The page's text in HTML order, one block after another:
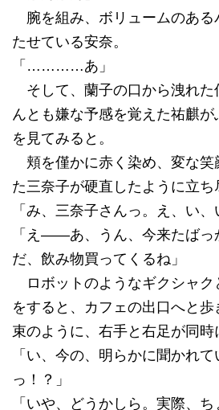
腕を組み、ボリュームのある
たせている安奈。
「…………あ」
そして、蘭子の口から洩れた
んとも嫌な予感を覚えた祐麒
を見てみると。
頬を僅かに赤く染め、変な笑
た三奈子が硬直したように立ち
「み、三奈子さんっ。え、い、
「え――あ、うん、今来たば
だ、飲み物買ってくるね」
ロボットのようなギクシャク
をすると、カフェの出口へと
束のように、右手と右足が同時
「い、今の、明らかに聞かれ
っ！？」
「いや、どうかしら。実際、